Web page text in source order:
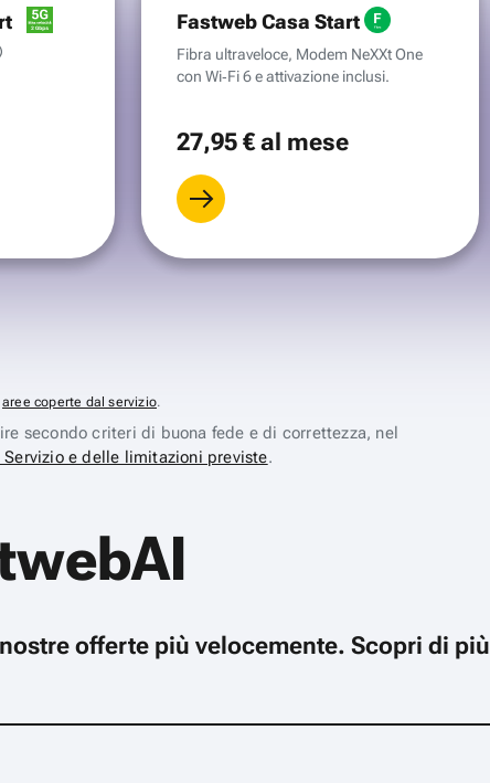
Fastweb Casa Start
Fibra ultraveloce, Modem NeXXt One
con Wi‑Fi 6 e attivazione inclusi.
27,95 €al mese
aree coperte dal servizio.
secondo criteri di buona fede e di correttezza, nel
Servizio e delle limitazioni previste.
offerte più velocemente. Scopri di più